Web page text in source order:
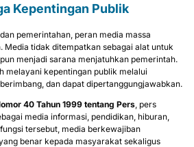
Kepentingan Publik
pemerintahan, peran media massa
Media tidak ditempatkan sebagai alat untuk
menjadi sarana menjatuhkan pemerintah.
melayani kepentingan publik melalui
dan dapat dipertanggungjawabkan.
40 Tahun 1999 tentang Pers , pers
media informasi, pendidikan, hiburan,
tersebut, media berkewajiban
benar kepada masyarakat sekaligus